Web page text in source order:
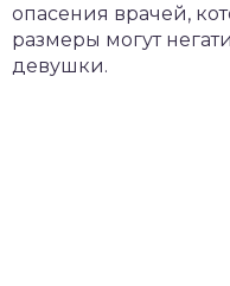
опасения врачей,
размеры могут
девушки.